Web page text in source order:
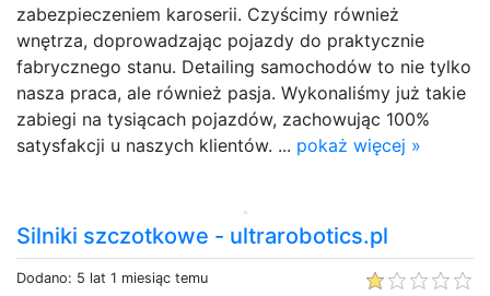
zabezpieczeniem karoserii. Czyścimy również
wnętrza, doprowadzając pojazdy do praktycznie
fabrycznego stanu. Detailing samochodów to nie tylko
nasza praca, ale również pasja. Wykonaliśmy już takie
zabiegi na tysiącach pojazdów, zachowując 100%
satysfakcji u naszych klientów. ... pokaż więcej »
Silniki szczotkowe - ultrarobotics.pl
Dodano: 5 lat 1 miesiąc temu